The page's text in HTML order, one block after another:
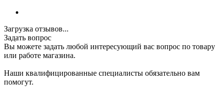
Загрузка отзывов...
Задать вопрос
Вы можете задать любой интересующий вас вопрос по товару
или работе магазина.
Наши квалифицированные специалисты обязательно вам
помогут.